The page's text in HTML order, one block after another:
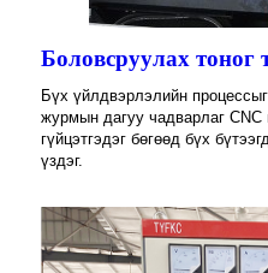
Боловсруулах тоног
Бүх үйлдвэрлэлийн
журмын дагуу чадварлаг
гүйцэтгэдэг бөгөөд бүх
үздэг.